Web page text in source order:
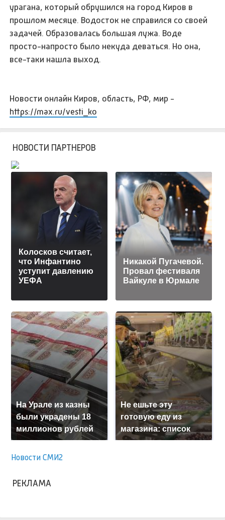
урагана, который обрушился на город Киров в
прошлом месяце. Водосток не справился со своей
задачей. Образовалась большая лужа. Воде
просто-напросто было некуда деваться. Но она,
все-таки нашла выход.
Новости онлайн Киров, область, РФ, мир -
https://max.ru/vesti_ko
НОВОСТИ ПАРТНЕРОВ
Колосков считает,
что Инфантино
уступит давлению
УЕФА
Никакой Пугачевой.
Провал фестиваля
Вайкуле в Юрмале
На Урале из казны
были украдены 18
миллионов рублей
Не ешьте эту
готовую еду из
магазина: список
Новости СМИ2
РЕКЛАМА